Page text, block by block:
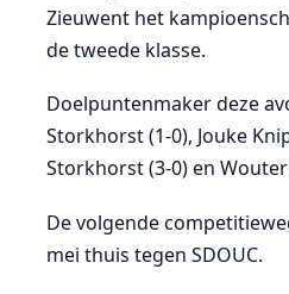
Zieuwent het
de tweede klasse.
Doelpuntenmaker deze
Storkhorst (1-0), Jouke
Storkhorst (3-0) en Wouter
De volgende
mei thuis tegen SDOUC.